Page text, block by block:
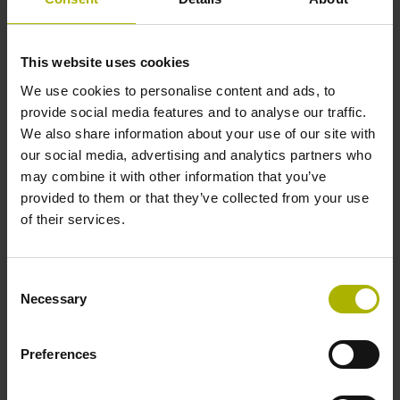
This website uses cookies
We use cookies to personalise content and ads, to
provide social media features and to analyse our traffic.
We also share information about your use of our site with
our social media, advertising and analytics partners who
may combine it with other information that you’ve
provided to them or that they’ve collected from your use
of their services.
Selection
Necessary
Preferences
(sichern)
Absolut – Inkremental – Abweichung
Online – Diagnose (Dokumentation)
Anbauassistenten
Functional-Safety: Testablauf und Dokumentation
Praktische Anwendung
Funktionskontrolle an HEIDENHAIN-Messgeräten mit
Überprüfung und Bewertung von HEIDENHAIN-
Verwendung des Benutzerhandbuches "Kabel- und